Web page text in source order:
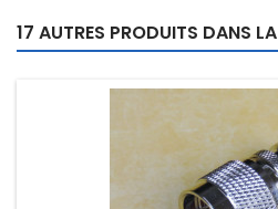
17 AUTRES PRODUITS DANS